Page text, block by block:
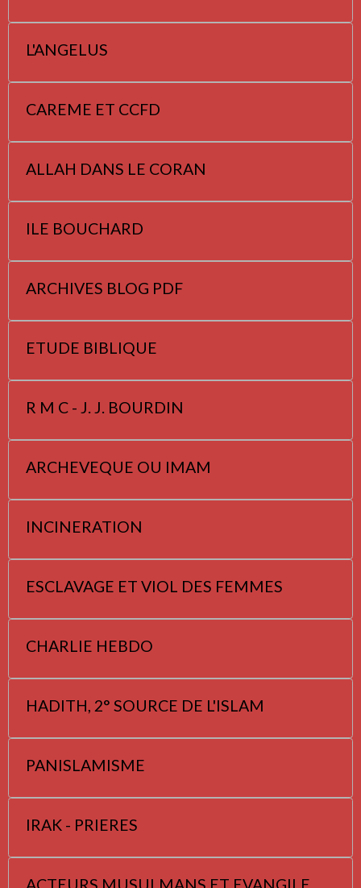
L'ANGELUS
CAREME ET CCFD
ALLAH DANS LE CORAN
ILE BOUCHARD
ARCHIVES BLOG PDF
ETUDE BIBLIQUE
R M C - J. J. BOURDIN
ARCHEVEQUE OU IMAM
INCINERATION
ESCLAVAGE ET VIOL DES FEMMES
CHARLIE HEBDO
HADITH, 2° SOURCE DE L'ISLAM
PANISLAMISME
IRAK - PRIERES
ACTEURS MUSULMANS ET EVANGILE